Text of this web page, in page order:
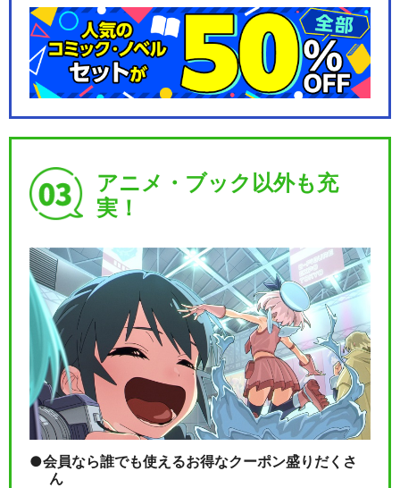
アニメ・ブック以外も充
実！
会員なら誰でも使えるお得なクーポン盛りだくさ
ん